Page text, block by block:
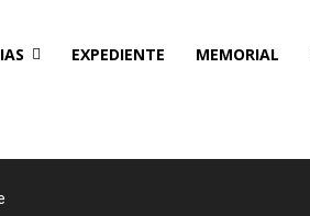
EXPEDIENTE MEMORIAL